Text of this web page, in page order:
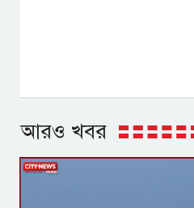
আরও খবর